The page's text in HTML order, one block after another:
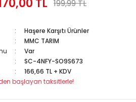
TL 199,99 TL
Haşere Karşıtı Ürünler
MMC TARIM
Var
SC-4NFY-SO9S673
166,66 TL + KDV
başlayan taksitlerle!